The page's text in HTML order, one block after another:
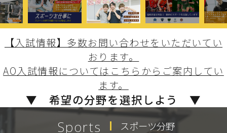
【入試情報】多数お問い合わせをいただいてい
おります。
AO入試情報についてはこちらからご案内してい
ます。
▼ 希望の分野を選択しよう ▼
Sports スポーツ分野